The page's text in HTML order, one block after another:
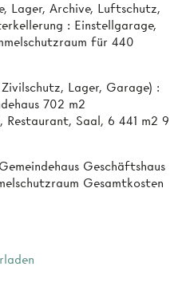
Lager, Archive, Luftschutz,
: Einstellgarage,
für 440
Lager, Garage) :
702 m2
Saal, 6 441 m2 9
Geschäftshaus
Gesamtkosten